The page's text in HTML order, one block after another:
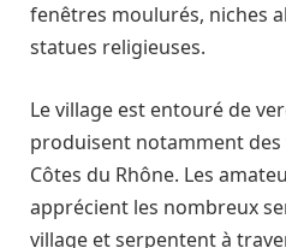
fenêtres moulurés, niches
statues religieuses.
Le village est entouré de
produisent notamment des
Côtes du Rhône. Les
apprécient les nombreux
village et serpentent à